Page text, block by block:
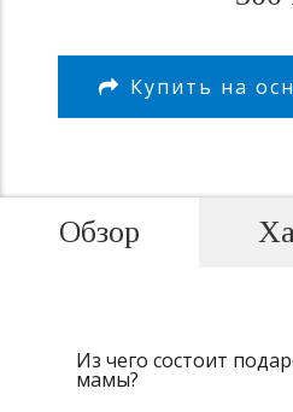
Купить на
Обзор
Из чего состоит
мамы?